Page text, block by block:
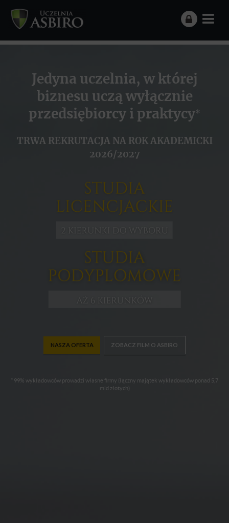
Jedyna uczelnia, w której
biznesu uczą wyłącznie
przedsiębiorcy i praktycy*
TRWA REKRUTACJA NA ROK AKADEMICKI
2026/2027
NASZA OFERTA ZOBACZ FILM O ASBIRO
* 99% wykładowców prowadzi własne firmy (łączny majątek wykładowców ponad 5,7
mld złotych)